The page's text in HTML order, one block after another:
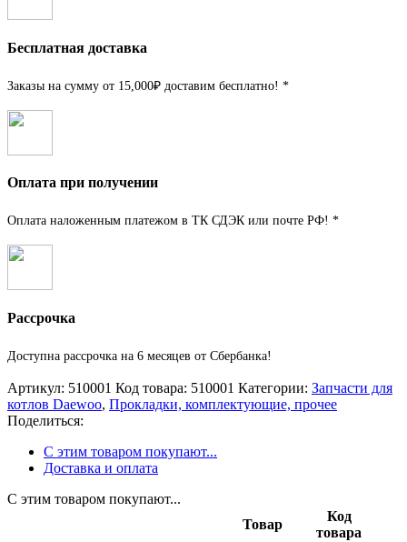
Бесплатная доставка
Заказы на сумму от 15,000₽ доставим бесплатно! *
Оплата при получении
Оплата наложенным платежом в ТК СДЭК или почте РФ! *
Рассрочка
Доступна рассрочка на 6 месяцев от Сбербанка!
Артикул: 510001 Код товара: 510001 Категории: Запчасти для
котлов Daewoo, Прокладки, комплектующие, прочее
Поделиться:
С этим товаром покупают...
Доставка и оплата
С этим товаром покупают...
Товар
Код
товара